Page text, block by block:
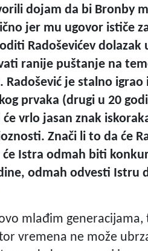
dojam da bi Bronby
jer mu ugovor ističe
Radoševićev dolazak
ranije puštanje na
je stalno
prvaka (drugi u 20
vrlo jasan znak
Znači li to da će
Istra odmah biti
odmah odvesti Istru
mlađim
vremena ne može